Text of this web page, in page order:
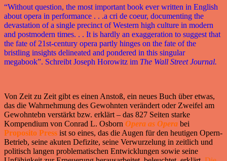
“Without question, the most important book ever written in English
about opera in performance . . .a cri de coeur, documenting the
devastation of a single precinct of Western high culture in modern
and postmodern times. . . It is hardly an exaggeration to suggest that
the fate of 21st-century opera partly hinges on the fate of the
bristling insights delineated and pondered in this singular
megabook”. Schreibt Joseph Horowitz im The Wall Street Journal.
Von Zeit zu Zeit gibt es einen Anstoß, ein neues Buch über etwas,
das die Wahrnehmung des Gewohnten verändert oder Zweifel am
Gewohntebn verstärkt bzw. erklärt – das 827 Seiten starke
Kompendium von Conrad L. Osborn Opera as Opera bei
Proposito Press ist so eines, das die Augen für den heutigen Opern-
Betrieb, seine akuten Defizite, seine Verwurzelung in zeitlich und
politisch langen problematischen Entwicklungen sowie seine